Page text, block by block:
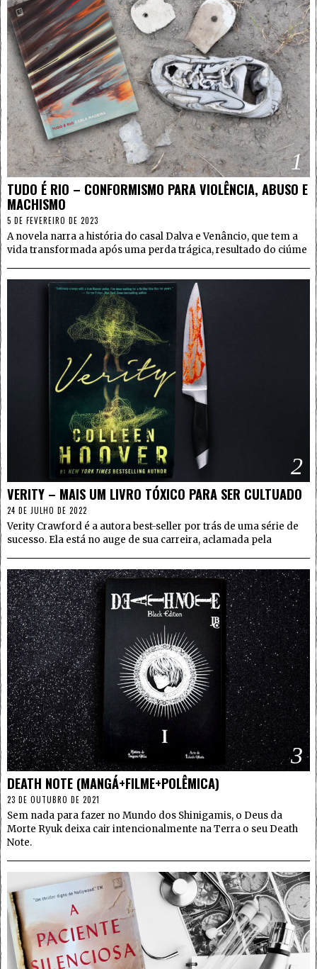
1
TUDO É RIO – CONFORMISMO PARA VIOLÊNCIA, ABUSO E
MACHISMO
5 DE FEVEREIRO DE 2023
A novela narra a história do casal Dalva e Venâncio, que tem a
vida transformada após uma perda trágica, resultado do ciúme
2
VERITY – MAIS UM LIVRO TÓXICO PARA SER CULTUADO
24 DE JULHO DE 2022
Verity Crawford é a autora best-seller por trás de uma série de
sucesso. Ela está no auge de sua carreira, aclamada pela
3
DEATH NOTE (MANGÁ+FILME+POLÊMICA)
23 DE OUTUBRO DE 2021
Sem nada para fazer no Mundo dos Shinigamis, o Deus da
Morte Ryuk deixa cair intencionalmente na Terra o seu Death
Note.